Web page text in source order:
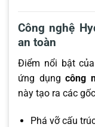
Công nghệ
an toàn
Điểm nổi bật của
ứng dụng công
này tạo ra các
Phá vỡ cấu